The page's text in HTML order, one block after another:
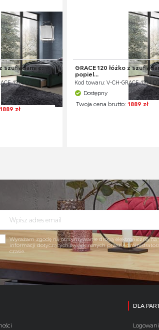
z szufladami c.
LOZ-
1889 zł
GRACE 120 łóżko z
popiel...
Kod towaru: V-CH-GRACE_120-
Dostępny
Twoja cena brutto: 1889 zł
Wyrażam zgodę na otrzymywanie drogą elektroniczną na
informacji dotyczących świadczonych przez
czasie.
DLA